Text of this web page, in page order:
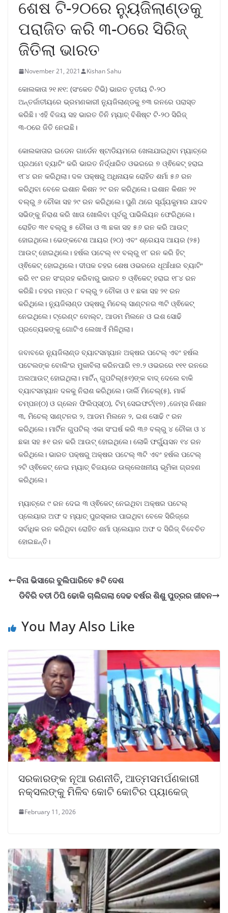
ଶେଷ ଟି-୨୦ରେ ନ୍ୟୁଜିଲାଣ୍ଡକୁ
ପରାଜିତ କରି ୩-୦ରେ ସିରିଜ୍
ଜିତିଲା ଭାରତ
November 21, 2021 Kishan Sahu
କୋଲକାତା ୨୧।୧୧: (ସଂକେତ ଟିଭି) ଭାରତ ତୃତୀୟ ଟି-୨୦
ଅନ୍ତର୍ଜାତୀୟରେ ଭ୍ରମଣକାରୀ ନ୍ୟୁଜିଲାଣ୍ଡକୁ ୭୩ ରନରେ ପରାସ୍ତ
କରିଛି। ଏହି ବିଜୟ ସହ ଭାରତ ତିନି ମ୍ୟାଚ୍ ବିଶିଷ୍ଟ ଟି-୨୦ ସିରିଜ୍‌
୩-୦ରେ ଜିତି ନେଇଛି।
କୋଲକାତାର ଇଡେନ ଗାର୍ଡେନ ଷ୍ଟାଡିୟମରେ ଖେଳାଯାଇଥିବା ମ୍ୟାଚ୍‌ରେ
ପ୍ରଥମେ ବ୍ୟାଟିଂ କରି ଭାରତ ନିର୍ଦ୍ଧାରିତ ଓଭରରେ ୭ ଓ୍ଵିକେଟ୍ ହରାଇ
୧୮୪ ରନ କରିଥିଲା। ଦଳ ପକ୍ଷରୁ ଅଧିନାୟକ ରୋହିତ ଶର୍ମା ୫୬ ରନ
କରିଥିବା ବେଳେ ଇଶାନ କିଶନ ୨୯ ରନ କରିଥିଲେ। ଇଶାନ କିଶନ ୨୧
ବଲ୍‌ରୁ ୬ ଚୌକା ସହ ୨୯ ରନ କରିଥିଲେ। ପୁଣି ଥରେ ସୂର୍ଯ୍ୟକୁମାର ଯାଦବ
ସଭିଙ୍କୁ ନିରାଶ କରି ଖାତା ଖୋଲିବା ପୂର୍ବରୁ ପାଭିଲିୟନ ଫେରିଥିଲେ।
ରୋହିତ ୩୧ ବଲ୍‌ରୁ ୫ ଚୌକା ଓ ୩ ଛକା ସହ ୫୬ ରନ କରି ଆଉଟ୍
ହୋଇଥିଲେ। ଭେଙ୍କଟେଶ ଆୟର (୨୦) ଏବଂ ଶ୍ରେୟସ ଆୟର (୨୫)
ଆଉଟ୍ ହୋଇଥିଲେ। ହର୍ଷଲ ପଟେଲ୍ ୧୧ ବଲ୍‌ରୁ ୧୮ ରନ କରି ହିଟ୍
ଓ୍ଵିକେଟ୍ ହୋଇଥିଲେ। ଦୀପକ ଚହର ଶେଷ ଓଭରରେ ଧୂଆଁଧାର ବ୍ୟାଟିଂ
କରି ୧୯ ରନ ସଂଗ୍ରହ କରିବାରୁ ଭାରତ ୭ ଓ୍ଵିକେଟ୍ ହରାଇ ୧୮୪ ରନ
କରିଛି। ଚହର ମାତ୍ର ୮ ବଲ୍‌ରୁ ୨ ଚୌକା ଓ ୧ ଛକା ସହ ୨୧ ରନ
କରିଥିଲେ। ନ୍ୟୁଜିଲାଣ୍ଡ ପକ୍ଷରୁ ମିଚେଲ୍ ସାଣ୍ଟନର ୩ଟି ଓ୍ଵିକେଟ୍
ନେଇଥିଲେ। ଟ୍ରେଣ୍ଟ ବୋଲ୍ଟ, ଆଡମ ମିଲନେ ଓ ଇଶ ସୋଢି
ପ୍ରତ୍ୟେକଙ୍କୁ ଗୋଟିଏ ଲେଖାଏଁ ମିଳିଥିଲା।
ଜବାବରେ ନ୍ୟୁଜିଲାଣ୍ଡ ବ୍ୟାଟସମ୍ୟାନ ଅକ୍ଷର ପଟେଲ୍ ଏବଂ ହର୍ଷଲ
ପଟେଲଙ୍କ ବୋଲିଂର ମୁକାବିଲା କରିନପାରି ୧୭.୨ ଓଭରରେ ୧୧୧ ରନରେ
ଅଲଆଉଟ୍ ହୋଇଥିଲା। ମାର୍ଟିନ୍ ଗୁପଟିଲ୍‌(୫୧)ଙ୍କ ବାଦ୍ ଦେଲେ ବାକି
ବ୍ୟାଟସମ୍ୟାନ ଦଳକୁ ନିରାଶ କରିଥିଲେ। ଡାର୍ଲି ମିଚେଲ୍(୫), ମାର୍କ
ଚମ୍ପନ(୦) ଓ ଗ୍ଲେନ ଫିଲିପ୍ସ(୦), ଟିମ୍ ସେଇଫର୍ଟ(୧୭) ,ଜେମ୍ସ ନିଶାନ
୩, ମିଚେଲ୍ ସାଣ୍ଟନର ୨, ଆଡମ ମିଲନେ ୨, ଇଶ ସୋଢି ୯ ରନ
କରିଥିଲେ। ମାର୍ଟିନ ଗୁପଟିଲ୍‌ ଏକା ସଂଘର୍ଷ କରି ୩୬ ବଲ୍‌ରୁ ୪ ଚୌକା ଓ ୪
ଛକା ସହ ୫୧ ରନ କରି ଆଉଟ୍ ହୋଇଥିଲେ। ଲୋକି ଫର୍ଗ୍ୟୁସନ ୧୪ ରନ
କରିଥିଲେ। ଭାରତ ପକ୍ଷରୁ ଅକ୍ଷର ପଟେଲ୍ ୩ଟି ଏବଂ ହର୍ଷଲ ପଟେଲ୍
୨ଟି ଓ୍ଵିକେଟ୍ ନେଇ ମ୍ୟାଚ୍ ବିଜୟରେ ଉଲ୍ଲେଖନୀୟ ଭୂମିକା ଗ୍ରହଣ
କରିଥିଲେ।
ମ୍ୟାଚ୍‌ରେ ୯ ରନ ଦେଇ ୩ ଓ୍ଵିକେଟ୍ ନେଇଥିବା ଅକ୍ଷର ପଟେଲ୍
ପ୍ଲେୟାର ଅଫ ଦ ମ୍ୟାଚ୍ ପୁରସ୍କାର ପାଇଥିବା ବେଳେ ସିରିଜ୍‌ରେ
ସର୍ବାଧିକ ରନ କରିଥିବା ରୋହିତ ଶର୍ମା ପ୍ଲେୟାର ଅଫ ଦ ସିରିଜ୍ ବିବେଚିତ
ହୋଇଛନ୍ତି।
ବିନା ଭିସାରେ ବୁଲିପାରିବେ ୫ଟି ଦେଶ
ଡିବିରି ବତୀ ଠିପି ଢୋକି ଚାଲିଗଲା ଦେଢ ବର୍ଷର ଶିଶୁ ପୁତ୍ରର ଜୀବନ
You May Also Like
ସରକାରଙ୍କ ନୂଆ ରଣନୀତି, ଆତ୍ମସମର୍ପଣକାରୀ
ନକ୍ସଲଙ୍କୁ ମିଳିବ କୋଟି କୋଟିର ପ୍ୟାକେଜ୍
February 11, 2026